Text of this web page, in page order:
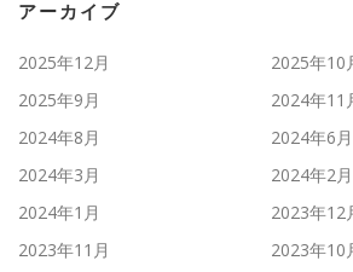
アーカイブ
2025年12月
2025年10
2025年9月
2024年11
2024年8月
2024年6月
2024年3月
2024年2月
2024年1月
2023年12
2023年11月
2023年10